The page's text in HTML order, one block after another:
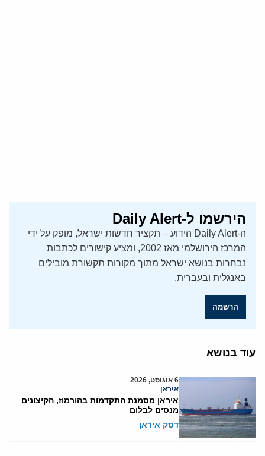
הירשמו ל-Daily Alert
ה-Daily Alert הידוע – תקציר חדשות ישראל, מופק על ידי
המרכז הירושלמי מאז 2002, ומציע קישורים לכתבות
נבחרות בנושא ישראל מתוך מקורות תקשורת מובילים
באנגלית ובעברית.
הרשמה
עוד בנושא
6 אוגוסט, 2026
איראן
איראן מסמנת התקדמות בהורמוז, הקיצונים
מנסים לבלום
דסק איראן